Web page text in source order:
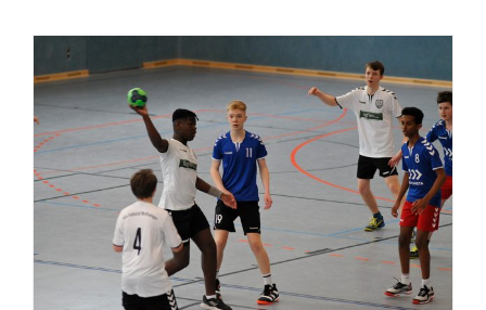
Jungs
TSG